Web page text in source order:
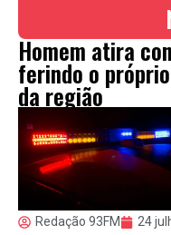
Homem atira
ferindo o
da região
Redação 93FM 24